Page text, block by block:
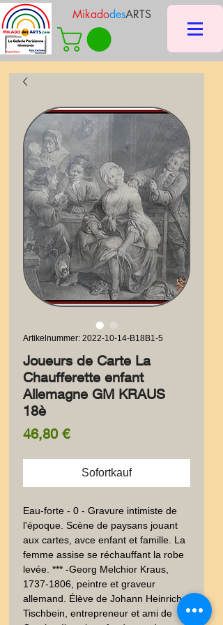
MikadodesARTS
Artikelnummer: 2022-10-14-B18B1-5
Joueurs de Carte La
Chaufferette enfant
Allemagne GM KRAUS
18è
46,80 €Preis
Sofortkauf
Eau-forte - 0 - Gravure intimiste de
l'époque. Scène de paysans jouant
aux cartes, avce enfant et famille. La
femme assise se réchauffant la robe
levée. *** -Georg Melchior Kraus,
1737-1806, peintre et graveur
allemand. Élève de Johann Heinrich
Tischbein, entrepreneur et ami de